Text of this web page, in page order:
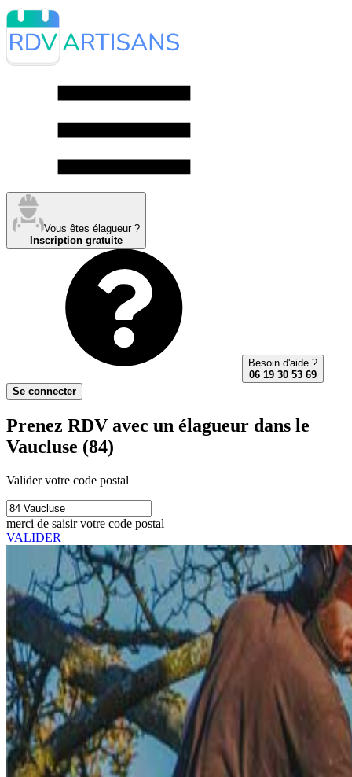
Vous êtes élagueur ?
Inscription gratuite
Besoin d'aide ?
06 19 30 53 69
Se connecter
Prenez RDV avec un élagueur dans le
Vaucluse (84)
Valider votre code postal
merci de saisir votre code postal
VALIDER